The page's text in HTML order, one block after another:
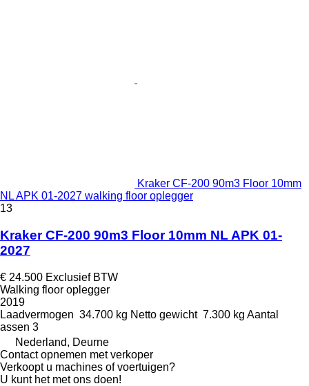
Kraker CF-200 90m3 Floor 10mm
NL APK 01-2027 walking floor oplegger
13
Kraker CF-200 90m3 Floor 10mm NL APK 01-
2027
€ 24.500 Exclusief BTW
Walking floor oplegger
2019
Laadvermogen 34.700 kg Netto gewicht 7.300 kg Aantal
assen 3
Nederland, Deurne
Contact opnemen met verkoper
Verkoopt u machines of voertuigen?
U kunt het met ons doen!